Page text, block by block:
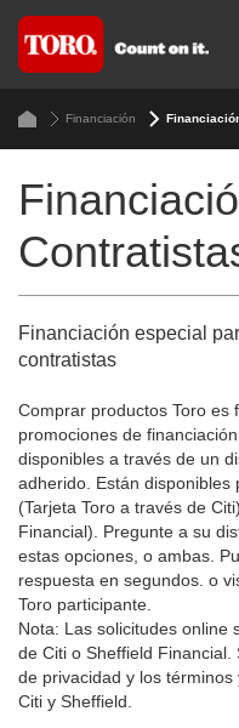
Financiación
Financiación especial
contratistas
Comprar productos Toro es
promociones de
disponibles a través de un
adherido. Están
(Tarjeta Toro a través de
Financial). Pregunte a su
estas opciones, o ambas.
respuesta en segundos. o
Toro participante.
Nota: Las solicitudes online
de Citi o Sheffield
de privacidad y los
Citi y Sheffield.